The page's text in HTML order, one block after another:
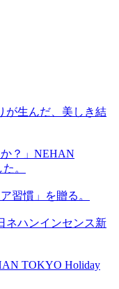
が生んだ、美しき結
？」NEHAN
。
習慣」を贈る。
ネハンインセンス新
TOKYO Holiday